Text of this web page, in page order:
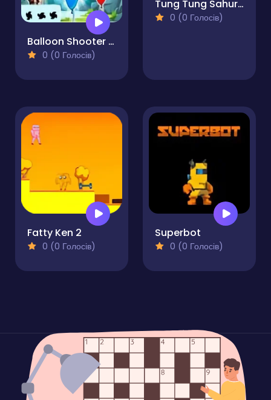
Balloon Shooter Pro
0 (0 Голосів)
Tung Tung Sahur Bike Stunt
0 (0 Голосів)
Fatty Ken 2
0 (0 Голосів)
Superbot
0 (0 Голосів)